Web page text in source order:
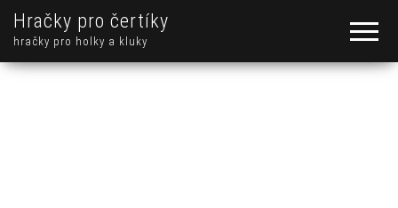
Hračky pro čertíky
hračky pro holky a kluky